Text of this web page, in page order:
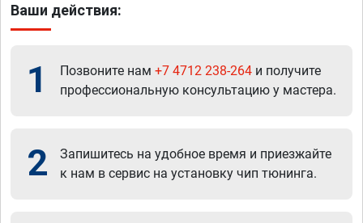
Ваши действия:
1 Позвоните нам +7 4712 238-264 и получите
профессиональную консультацию у мастера.
2
Запишитесь на удобное время и приезжайте
к нам в сервис на установку чип тюнинга.